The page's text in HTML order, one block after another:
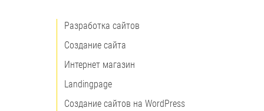
Разработка сайтов
Создание сайта
Интернет магазин
Landingpage
Создание сайтов на WordPress